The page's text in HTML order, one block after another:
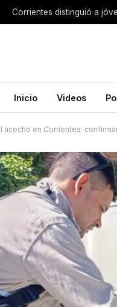
Corrientes distinguió a
Inicio Videos
acecho en Corrientes: